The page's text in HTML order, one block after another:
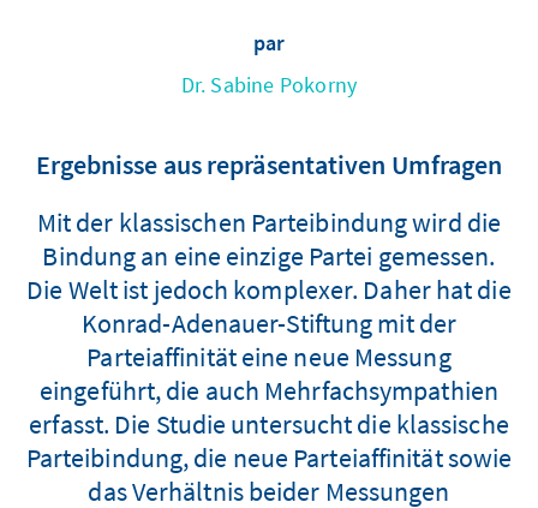
par
Dr. Sabine Pokorny
Ergebnisse aus repräsentativen Umfragen
Mit der klassischen Parteibindung wird die
Bindung an eine einzige Partei gemessen.
Die Welt ist jedoch komplexer. Daher hat die
Konrad-Adenauer-Stiftung mit der
Parteiaffinität eine neue Messung
eingeführt, die auch Mehrfachsympathien
erfasst. Die Studie untersucht die klassische
Parteibindung, die neue Parteiaffinität sowie
das Verhältnis beider Messungen